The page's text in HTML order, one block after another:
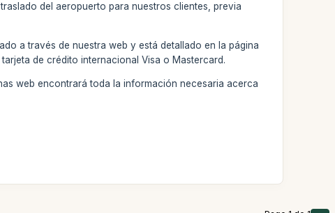
del aeropuerto para nuestros clientes, previa
a través de nuestra web y está detallado en la página
de crédito internacional Visa o Mastercard.
web encontrará toda la información necesaria acerca